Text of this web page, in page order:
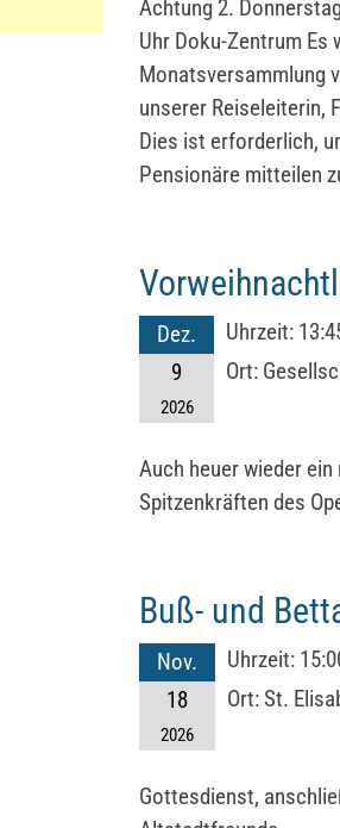
Achtung 2.
Uhr Doku-Zentrum Es
Monatsversammlung
unserer Reiseleiterin,
Dies ist erforderlich,
Pensionäre mitteilen
Dez.
9
2026
Uhrzeit:
Ort:
Auch heuer wieder
Spitzenkräften des
Buß- und
Nov.
18
2026
Uhrzeit:
Ort:St.
Gottesdienst,